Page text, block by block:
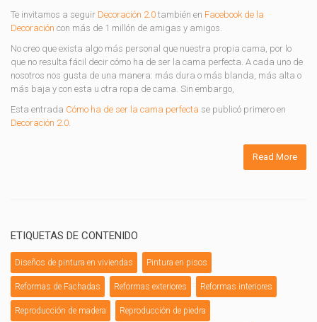
Te invitamos a seguir Decoración 2.0 también en Facebook de la
Decoración con más de 1 millón de amigas y amigos.
No creo que exista algo más personal que nuestra propia cama, por lo
que no resulta fácil decir cómo ha de ser la cama perfecta. A cada uno de
nosotros nos gusta de una manera: más dura o más blanda, más alta o
más baja y con esta u otra ropa de cama. Sin embargo,
Esta entrada Cómo ha de ser la cama perfecta se publicó primero en
Decoración 2.0.
Read More
ETIQUETAS DE CONTENIDO
Diseños de pintura en viviendas Pintura en pisos
Reformas de Fachadas Reformas exteriores Reformas interiores
Reproducción de madera Reproducción de piedra